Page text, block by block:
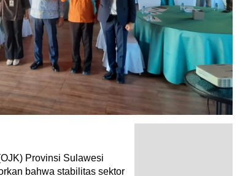
Provinsi Sulawesi
bahwa stabilitas sektor